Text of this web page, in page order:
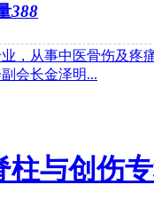
388
，从事中医骨伤及疼
会长金泽明...
柱与创伤